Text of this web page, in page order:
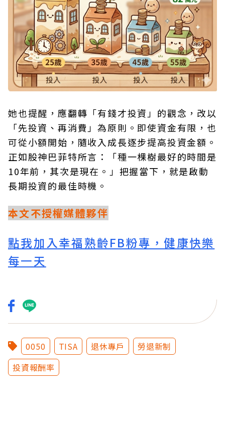
她也提醒，應翻轉「有錢才投資」的觀念，改以
「先投資、再消費」為原則。即使資金有限，也
可從小額開始，隨收入成長逐步提高投資金額。
正如股神巴菲特所言：「種一棵樹最好的時間是
10年前，其次是現在。」把握當下，就是啟動
長期投資的最佳時機。
本文不授權媒體夥伴
點我加入幸福熟齡FB粉專，健康快樂
每一天
0050 TISA 退休專戶
勞退新制
投資報酬率